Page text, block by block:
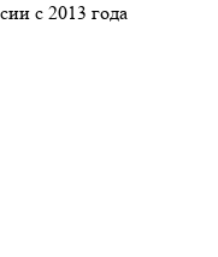
с 2013 года